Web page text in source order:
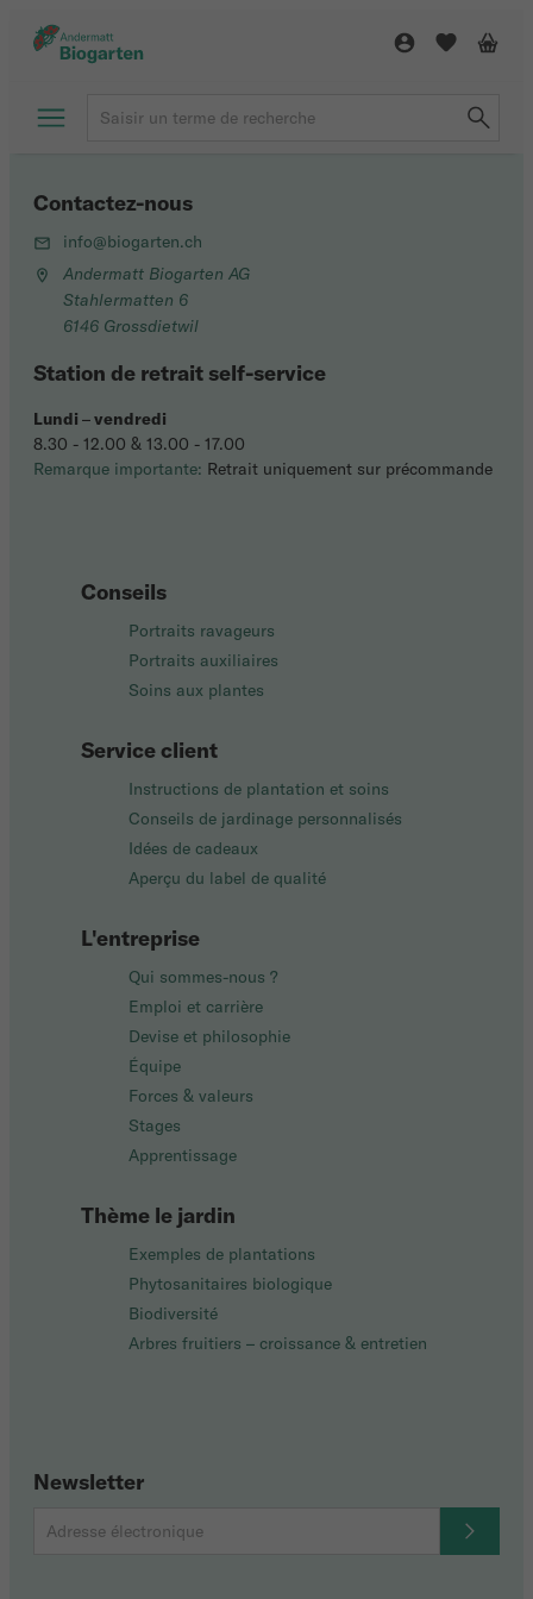
Conseils
Portraits ravageurs
Portraits auxiliaires
Soins aux plantes
Service client
Instructions de plantation et soins
Conseils de jardinage personnalisés
Idées de cadeaux
Aperçu du label de qualité
L'entreprise
Qui sommes-nous ?
Emploi et carrière
Devise et philosophie
Équipe
Forces & valeurs
Stages
Apprentissage
Thème le jardin
Exemples de plantations
Phytosanitaires biologique
Biodiversité
Arbres fruitiers – croissance & entretien
Newsletter
Contactez-nous
info@biogarten.ch
Andermatt Biogarten AG
Stahlermatten 6
6146 Grossdietwil
Station de retrait self-service
Lundi –vendredi
8.30 - 12.00 & 13.00 - 17.00
Remarque importante: Retrait uniquement sur précommande